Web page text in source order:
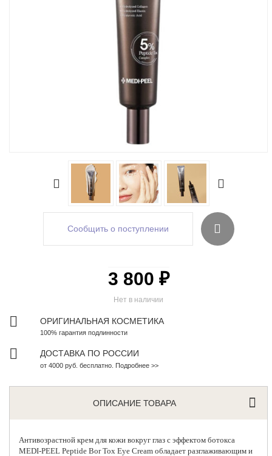
Сообщить о поступлении
Нет в наличии
3 800 ₽
ОРИГИНАЛЬНАЯ КОСМЕТИКА
100% гарантия подлинности
ДОСТАВКА ПО РОССИИ
от 4000 руб. бесплатно. Подробнее >>
ОПИСАНИЕ ТОВАРА
Антивозрастной крем для кожи вокруг глаз с эффектом ботокса
MEDI-PEEL Peptide Bor Tox Eye Cream обладает разглаживающим и